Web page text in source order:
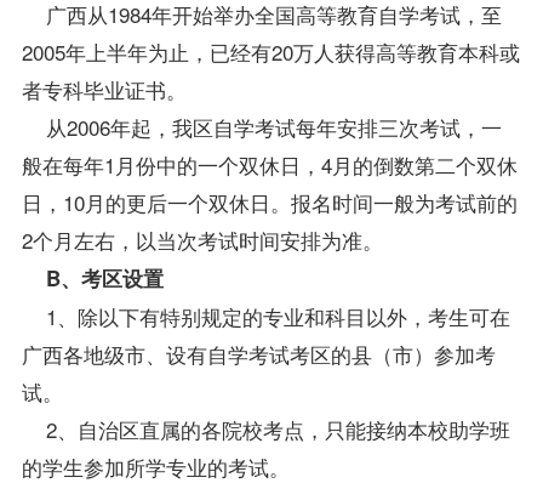
广西从1984年开始举办全国高等教育自学考试，至
2005年上半年为止，已经有20万人获得高等教育本科或
者专科毕业证书。
从2006年起，我区自学考试每年安排三次考试，一
般在每年1月份中的一个双休日，4月的倒数第二个双休
日，10月的更后一个双休日。报名时间一般为考试前的
2个月左右，以当次考试时间安排为准。
B、考区设置
1、除以下有特别规定的专业和科目以外，考生可在
广西各地级市、设有自学考试考区的县（市）参加考
试。
2、自治区直属的各院校考点，只能接纳本校助学班
的学生参加所学专业的考试。